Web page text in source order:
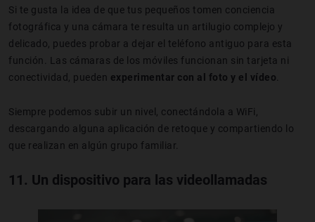
Si te gusta la idea de que tus pequeños tomen conciencia
fotográfica y una cámara te resulta un artilugio complejo y
delicado, puedes probar a dejar el teléfono antiguo para esta
función. Las cámaras de los móviles funcionan sin tarjeta ni
conectividad, pueden experimentar con al foto y el vídeo
Siempre podemos subir un nivel, conectándola a WiFi,
descargando alguna aplicación de retoque y compartiendo lo
que realizan en algún grupo familiar.
11. Un dispositivo para las videollamadas